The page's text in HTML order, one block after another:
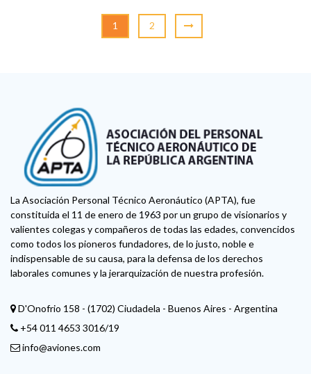
1 2
La Asociación Personal Técnico Aeronáutico (APTA), fue
constituida el 11 de enero de 1963 por un grupo de visionarios y
valientes colegas y compañeros de todas las edades, convencidos
como todos los pioneros fundadores, de lo justo, noble e
indispensable de su causa, para la defensa de los derechos
laborales comunes y la jerarquización de nuestra profesión.
D'Onofrio 158 - (1702) Ciudadela - Buenos Aires - Argentina
+54 011 4653 3016/19
info@aviones.com